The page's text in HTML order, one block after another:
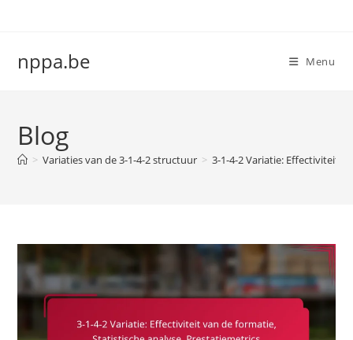
nppa.be Menu
Blog
> Variaties van de 3-1-4-2 structuur > 3-1-4-2 Variatie: Effectiviteit